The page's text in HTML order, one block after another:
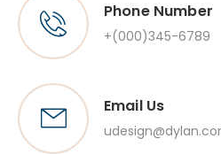
Phone Number
+(000)345-6789
Email Us